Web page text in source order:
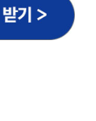
청자의 취
, 해커스공무
스주택관리
경우를 제